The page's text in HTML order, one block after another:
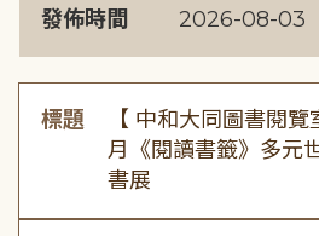
發佈時間 2026-08-03
標題
【 中和大同圖書閱
月《閱讀書籤》多元
書展